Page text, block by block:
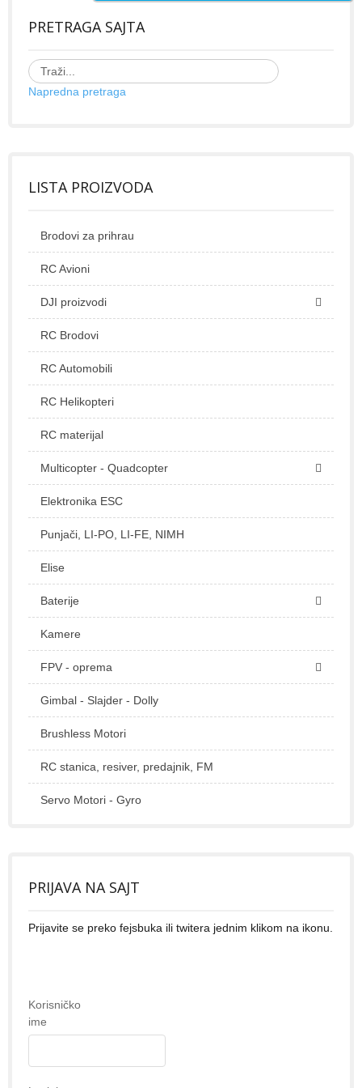
PRETRAGA SAJTA
Napredna pretraga
LISTA PROIZVODA
Brodovi za prihrau
RC Avioni
DJI proizvodi
RC Brodovi
RC Automobili
RC Helikopteri
RC materijal
Multicopter - Quadcopter
Elektronika ESC
Punjači, LI-PO, LI-FE, NIMH
Elise
Baterije
Kamere
FPV - oprema
Gimbal - Slajder - Dolly
Brushless Motori
RC stanica, resiver, predajnik, FM
Servo Motori - Gyro
PRIJAVA NA SAJT
Prijavite se preko fejsbuka ili twitera jednim klikom na ikonu.
Korisničko
ime